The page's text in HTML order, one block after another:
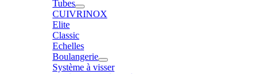
Tubes
CUIVRINOX
Elite
Classic
Echelles
Boulangerie
Système à visser